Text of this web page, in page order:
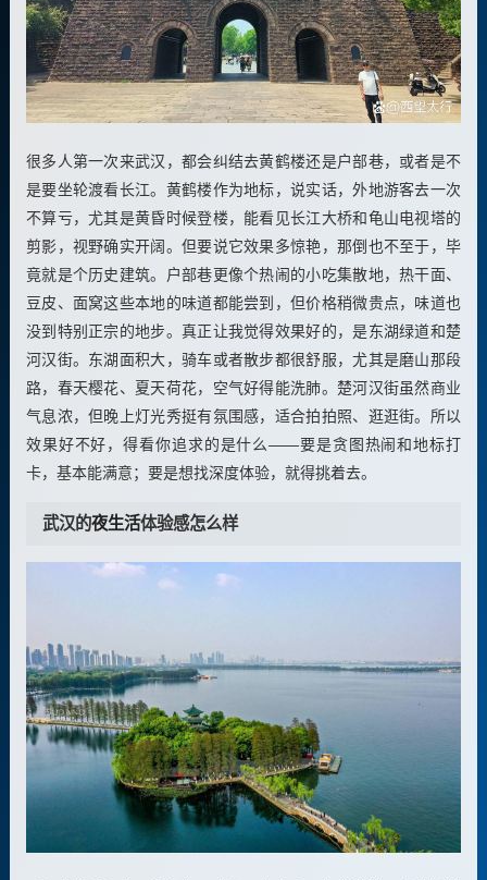
很多人第一次来武汉，都会纠结去黄鹤楼还是户部巷，或者是不
是要坐轮渡看长江。黄鹤楼作为地标，说实话，外地游客去一次
不算亏，尤其是黄昏时候登楼，能看见长江大桥和龟山电视塔的
剪影，视野确实开阔。但要说它效果多惊艳，那倒也不至于，毕
竟就是个历史建筑。户部巷更像个热闹的小吃集散地，热干面、
豆皮、面窝这些本地的味道都能尝到，但价格稍微贵点，味道也
没到特别正宗的地步。真正让我觉得效果好的，是东湖绿道和楚
河汉街。东湖面积大，骑车或者散步都很舒服，尤其是磨山那段
路，春天樱花、夏天荷花，空气好得能洗肺。楚河汉街虽然商业
气息浓，但晚上灯光秀挺有氛围感，适合拍拍照、逛逛街。所以
效果好不好，得看你追求的是什么——要是贪图热闹和地标打
卡，基本能满意；要是想找深度体验，就得挑着去。
武汉的夜生活体验感怎么样